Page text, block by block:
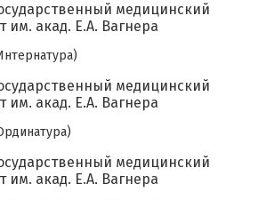
медицинский
им. акад. Е.А. Вагнера
медицинский
им. акад. Е.А. Вагнера
медицинский
им. акад. Е.А. Вагнера
свой отзыв